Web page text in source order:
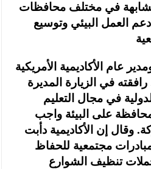
في مختلف محافظات
العمل البيئي وتوسيع
عام الأكاديمية الأمريكية
رافقته في الزيارة المديرة
في مجال التعليم
على البيئة واجب
وقال إن الأكاديمية دأبت
مبادرات مجتمعية للحفاظ
تنظيف الشوارع